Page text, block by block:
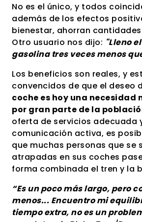
No es el único, y todos
además de los efectos
bienestar, ahorran
Otro usuario nos dijo: "Lleno
gasolina tres veces menos
Los beneficios son reales, y
convencidos de que el deseo
coche es hoy una necesidad
por gran parte de la
oferta de servicios adecuada
comunicación activa, es
que muchas personas que se
atrapadas en sus coches
forma combinada el tren y la
“Es un poco más largo, pero
menos... Encuentro mi
tiempo extra, no es un